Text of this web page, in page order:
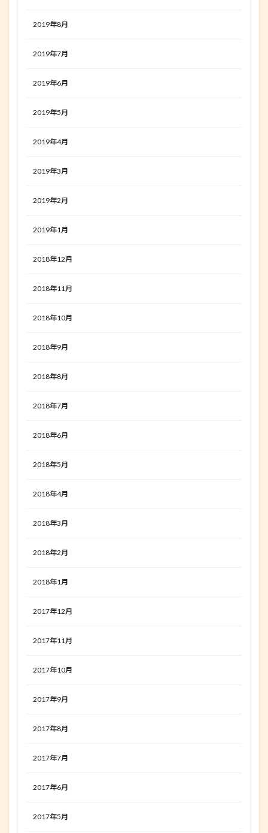
2019年8月
2019年7月
2019年6月
2019年5月
2019年4月
2019年3月
2019年2月
2019年1月
2018年12月
2018年11月
2018年10月
2018年9月
2018年8月
2018年7月
2018年6月
2018年5月
2018年4月
2018年3月
2018年2月
2018年1月
2017年12月
2017年11月
2017年10月
2017年9月
2017年8月
2017年7月
2017年6月
2017年5月